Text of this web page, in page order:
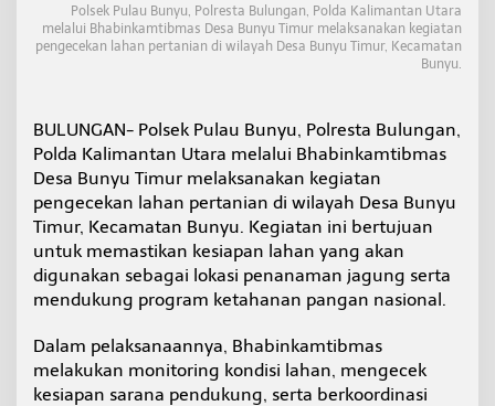
y
u
T
r
L
a
k
s
a
n
a
P
e
Polsek Pulau Bunyu, Polresta Bulungan, Polda Kalimantan Utara
melalui Bhabinkamtibmas Desa Bunyu Timur melaksanakan kegiatan
pengecekan lahan pertanian di wilayah Desa Bunyu Timur, Kecamatan
Bunyu.
BULUNGAN- Polsek Pulau Bunyu, Polresta Bulungan,
Polda Kalimantan Utara melalui Bhabinkamtibmas
Desa Bunyu Timur melaksanakan kegiatan
pengecekan lahan pertanian di wilayah Desa Bunyu
Timur, Kecamatan Bunyu. Kegiatan ini bertujuan
untuk memastikan kesiapan lahan yang akan
digunakan sebagai lokasi penanaman jagung serta
mendukung program ketahanan pangan nasional.
Dalam pelaksanaannya, Bhabinkamtibmas
melakukan monitoring kondisi lahan, mengecek
kesiapan sarana pendukung, serta berkoordinasi